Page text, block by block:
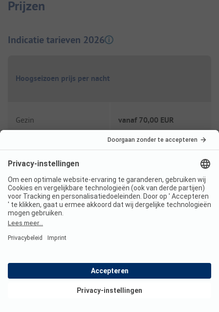
Prijzen
Indicatie tarieven 2026
Hoogseizoen prijs per nacht
Gezin vanaf 70,00 EUR
Laagseizoen prijs per nacht
Gezin
vanaf
Bekijk deals